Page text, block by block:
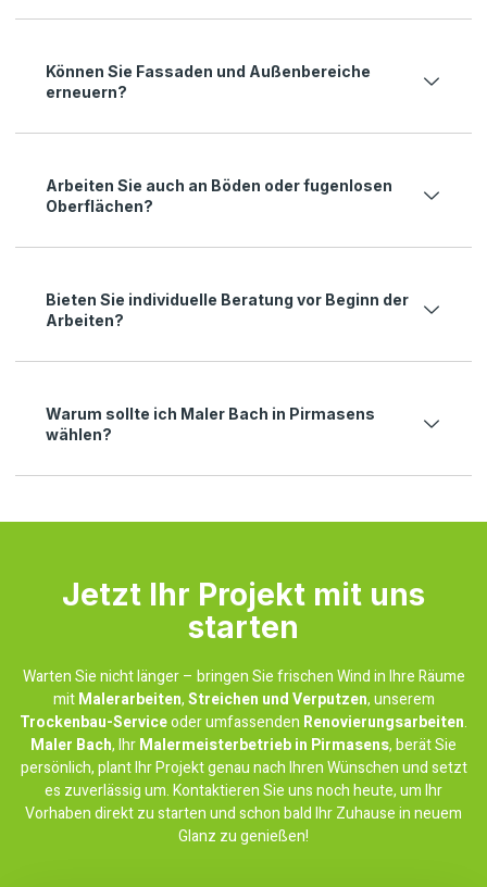
Können Sie Fassaden und Außenbereiche
erneuern?
Arbeiten Sie auch an Böden oder fugenlosen
Oberflächen?
Bieten Sie individuelle Beratung vor Beginn der
Arbeiten?
Warum sollte ich Maler Bach in Pirmasens
wählen?
Jetzt Ihr Projekt mit uns
starten
Warten Sie nicht länger – bringen Sie frischen Wind in Ihre Räume
mitMalerarbeiten,Streichen und Verputzen, unserem
Trockenbau-Serviceoder umfassenden Renovierungsarbeiten.
Maler Bach, IhrMalermeisterbetrieb in Pirmasens, berät Sie
persönlich, plant Ihr Projekt genau nach Ihren Wünschen und setzt
es zuverlässig um. Kontaktieren Sie uns noch heute, um Ihr
Vorhaben direkt zu starten und schon bald Ihr Zuhause in neuem
Glanz zu genießen!